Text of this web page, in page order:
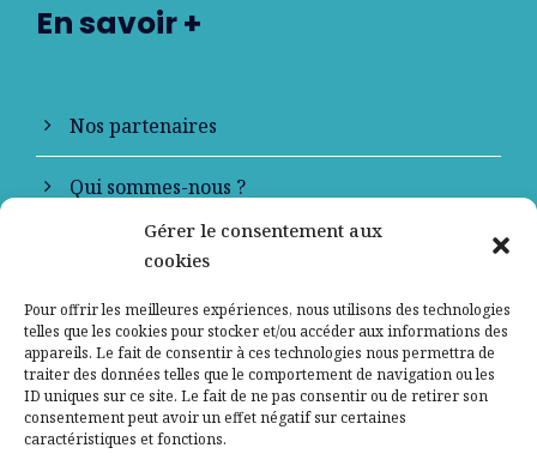
Gérer le consentement aux
cookies
Pour offrir les meilleures expériences, nous utilisons des technologies
telles que les cookies pour stocker et/ou accéder aux informations des
appareils. Le fait de consentir à ces technologies nous permettra de
traiter des données telles que le comportement de navigation ou les
ID uniques sur ce site. Le fait de ne pas consentir ou de retirer son
consentement peut avoir un effet négatif sur certaines
caractéristiques et fonctions.
En savoir +
Nos partenaires
Qui sommes-nous ?
Contactez-nous
Mentions légales
Politique de confidentialité